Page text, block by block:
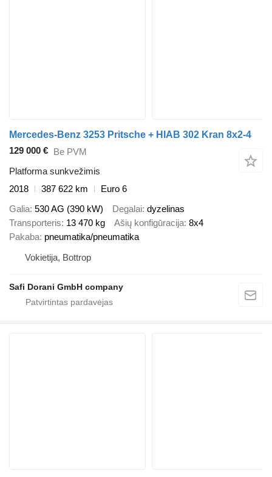
Mercedes-Benz 3253 Pritsche + HIAB 302 Kran 8x2-4
129 000 € Be PVM
Platforma sunkvežimis
2018
387 622 km
Euro 6
Galia 530 AG (390 kW) Degalai dyzelinas
Transporteris 13 470 kg Ašių konfigūracija 8x4
Pakaba pneumatika/pneumatika
Vokietija, Bottrop
Safi Dorani GmbH company